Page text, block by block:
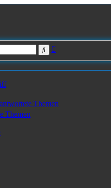
Suche
Themen
Themen